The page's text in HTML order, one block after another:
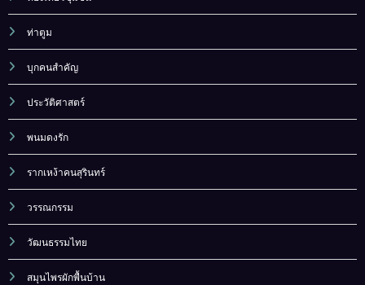
ท่าตูม
บุกคนสำคัญ
ประวัติศาสตร์
พนมดงรัก
รากเหง้าคนสุรินทร์
วรรณกรรม
วัฒนธรรมไทย
สมุนไพรผักพื้นบ้าน